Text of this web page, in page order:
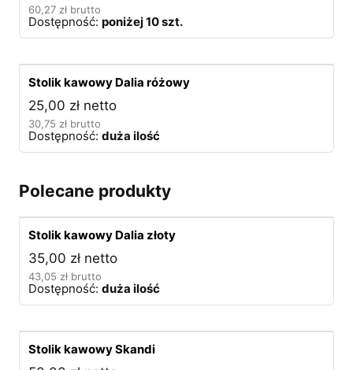
60,27 zł brutto
Dostępność: poniżej 10 szt.
Stolik kawowy Dalia różowy
25,00 zł netto
30,75 zł brutto
Dostępność: duża ilość
Polecane produkty
Stolik kawowy Dalia złoty
35,00 zł netto
43,05 zł brutto
Dostępność: duża ilość
Stolik kawowy Skandi